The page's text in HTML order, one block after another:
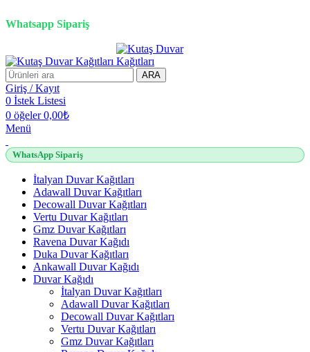
Whatsapp Sipariş
ARA
Giriş / Kayıt
0 İstek Listesi
0 öğeler 0,00₺
Menü
WhatsApp Sipariş
İtalyan Duvar Kağıtları
Adawall Duvar Kağıtları
Decowall Duvar Kağıtları
Vertu Duvar Kağıtları
Gmz Duvar Kağıtları
Ravena Duvar Kağıdı
Duka Duvar Kağıtları
Ankawall Duvar Kağıdı
Duvar Kağıdı
İtalyan Duvar Kağıtları
Adawall Duvar Kağıtları
Decowall Duvar Kağıtları
Vertu Duvar Kağıtları
Gmz Duvar Kağıtları